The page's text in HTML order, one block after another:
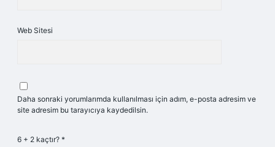
Web Sitesi
Daha sonraki yorumlarımda kullanılması için adım, e-posta adresim ve
site adresim bu tarayıcıya kaydedilsin.
6 + 2 kaçtır? *